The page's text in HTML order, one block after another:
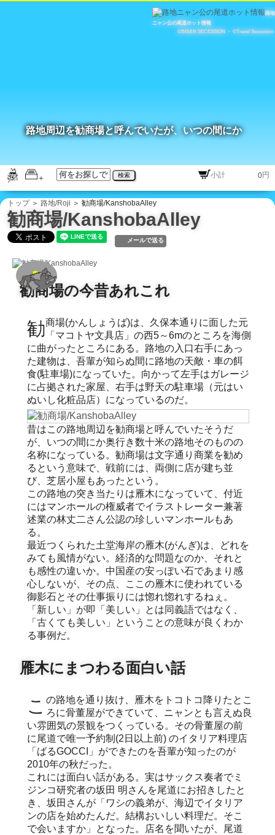
路地
ニャン公の尾道ホット情報
©BISAN SECESSION
・ ©Travel Secession
検索 円
路地周辺を勧商場と呼んでいたが、いつの間にか
トップ＞ 路地/Roji ＞ 勧商場/KanshobaAlley
勧商場/KanshobaAlley
メールで送る
勧商場の今昔あれこれ
勧商場(かんしょうば)は、久保本通りに面した元 「マコトヤ文具店」の西5～6mのところを海側
に曲がったところにある。路地の入口右手にあっ
た建物は、吾輩が知らぬ間に路地の天敵・車の餌
食(駐車場)になっていた。向かって左手はガレージ
に占拠された家屋、右手は野天の駐車場（元はい
ぬいし化粧品店）になっているのだ。
昔はこの路地周辺を勧商場と呼んでいたそうだ
が、いつの間にか奥行き数十米の路地そのものの
名称になっている。勧商場は文字通り商業を勧め
るという意味で、戦前には、両側に店が建ち並
び、芝居小屋もあったという。
この路地の突き当たりは雁木になっていて、付近
にはマンホールの権威者でイラストレーター兼著
述業の林丈二さん公認の珍しいマンホールもあ
る。
最近つくられた土堂海岸の雁木(がんぎ)は、どれを
みても風情がない。経済的な問題なのか、それと
も感性の違いか。中国産の安っぽい石であまり感
心しないが、その点、ここの雁木に使われている
御影石とその仕事振りには惚れ惚れするねぇ。
「新しい」が即「美しい」とは同義語ではなく、
「古くても美しい」ということの意味が良くわか
る事例だ。
雁木にまつわる面白い話
この路地を通り抜け、雁木をトコトコ降りたとこ ろに骨董屋ができていて、ニャンとも言えぬ良
い雰囲気の景観をつくっている。その骨董屋の前
に尾道で唯一予約制(2日以上前) のイタリア料理店
「ばるGOCCI」ができたのを吾輩が知ったのが
2010年の秋だった。
これには面白い話がある。実はサックス奏者でミ
ジンコ研究者の坂田 明さんを尾道にお招きしたと
き、坂田さんが「ワシの義弟が、海辺でイタリア
ンの店を始めたんだ。結構おいしい料理だ。そこ
で会いますか」となった。店名を聞いたが、尾道